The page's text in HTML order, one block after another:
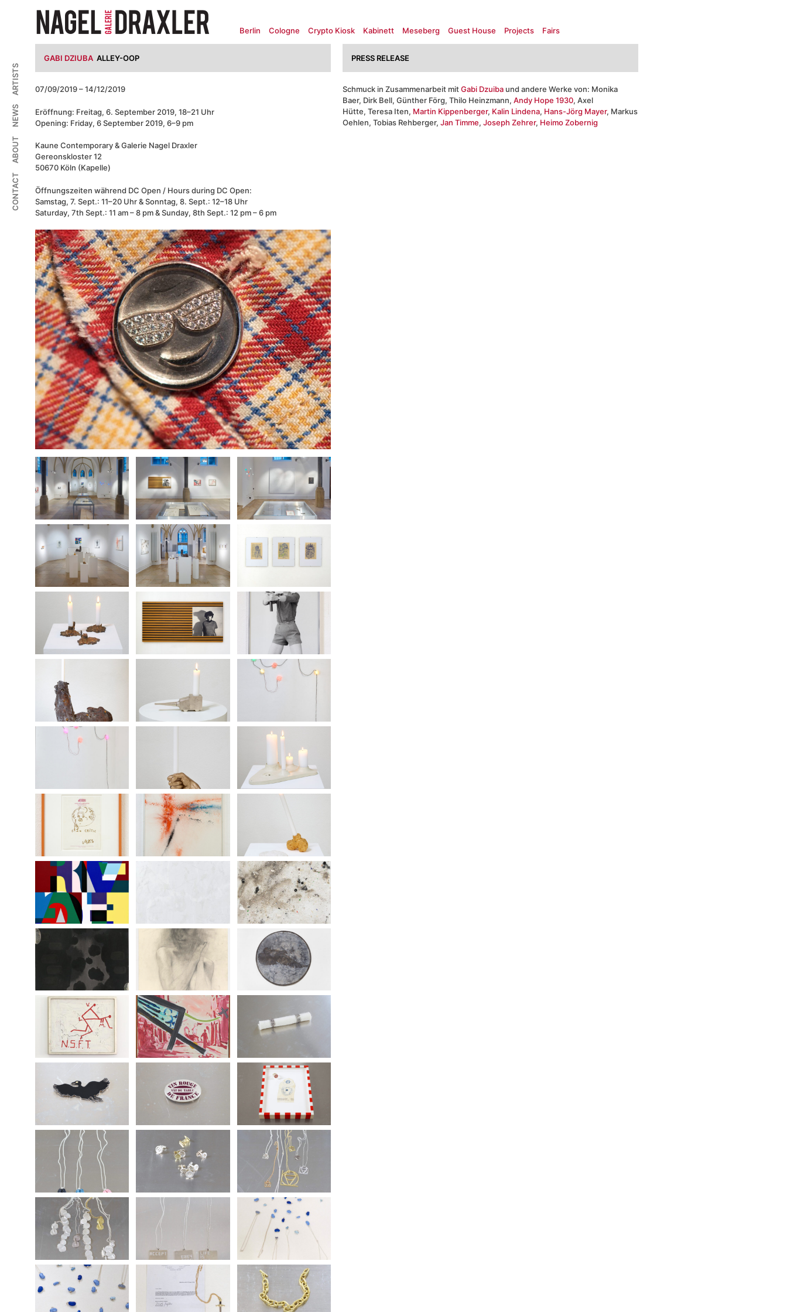
Berlin Cologne Crypto Kiosk Kabinett Meseberg Guest House Projects Fairs
CONTACT
ABOUT
NEWS
ARTISTS
GABI DZIUBA ALLEY-OOP
07/09/2019 – 14/12/2019
Eröffnung: Freitag, 6. September 2019, 18–21 Uhr
Opening: Friday, 6 September 2019, 6–9 pm
Kaune Contemporary & Galerie Nagel Draxler
Gereonskloster 12
50670 Köln (Kapelle)
Öffnungszeiten während DC Open / Hours during DC Open:
Samstag, 7. Sept.: 11–20 Uhr & Sonntag, 8. Sept.: 12–18 Uhr
Saturday, 7th Sept.: 11 am – 8 pm & Sunday, 8th Sept.: 12 pm – 6 pm
PRESS RELEASE
Schmuck in Zusammenarbeit mitGabi Dzuiba und andere Werke von: Monika
Baer, Dirk Bell, Günther Förg, Thilo Heinzmann, Andy Hope 1930, Axel
Hütte, Teresa Iten, Martin Kippenberger, Kalin Lindena, Hans-Jörg Mayer, Markus
Oehlen, Tobias Rehberger, Jan Timme, Joseph Zehrer, Heimo Zobernig